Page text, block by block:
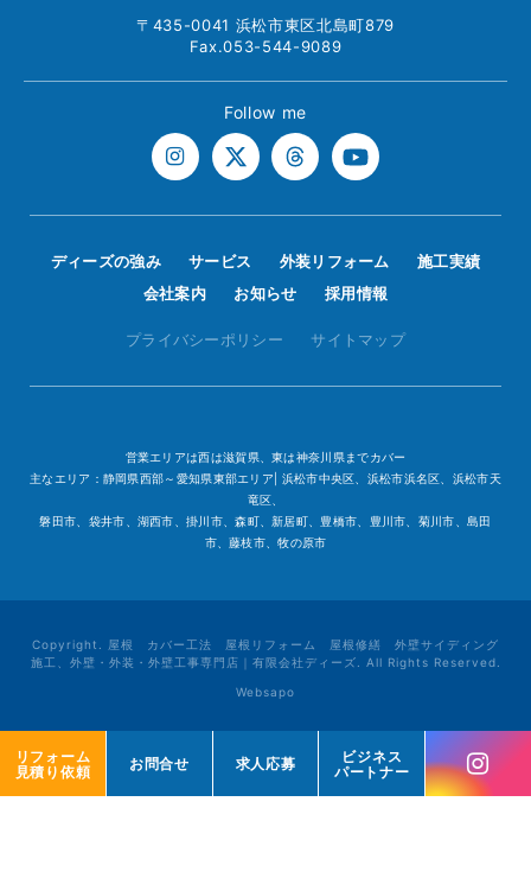
リフォーム
見積り依頼
お問合せ 求人応募
ビジネス
パートナー
リフォーム
見積り依頼
お問合せ 求人応募
ビジネス
パートナー
〒435-0041 浜松市東区北島町879
Fax.053-544-9089
Follow me
ディーズの強み サービス 外装リフォーム
施工実績
会社案内
お知らせ 採用情報
プライバシーポリシー サイトマップ
営業エリアは西は滋賀県、東は神奈川県までカバー
主なエリア：静岡県西部～愛知県東部エリア| 浜松市中央区、浜松市浜名区、浜松市天
竜区、
磐田市、袋井市、湖西市、掛川市、森町、新居町、豊橋市、豊川市、菊川市、島田
市、藤枝市、牧の原市
Copyright. 屋根 カバー工法 屋根リフォーム 屋根修繕 外壁サイディング
施工、外壁・外装・外壁工事専門店｜有限会社ディーズ. All Rights Reserved.
Websapo